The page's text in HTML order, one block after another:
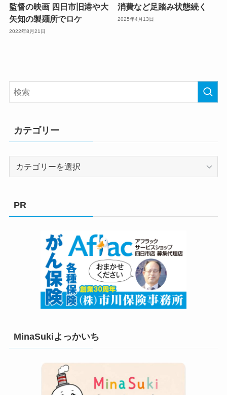
監督の映画 四日市旧港や大
矢知の製麺所でロケ
2022年8月21日
消費など足踏み状態続く
2025年4月13日
カテゴリー
PR
MinaSukiよっかいち